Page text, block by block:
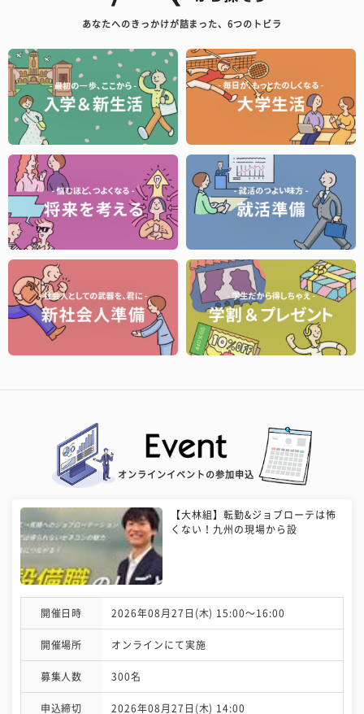
あなたへのきっかけが詰まった、6つのトビラ
オンラインイベントの参加申込
【大林組】転勤&ジョブローテは怖
くない！九州の現場から設
開催日時 2026年08月27日(木) 15:00〜16:00
開催場所 オンラインにて実施
募集人数 300名
申込締切 2026年08月27日(木) 14:00